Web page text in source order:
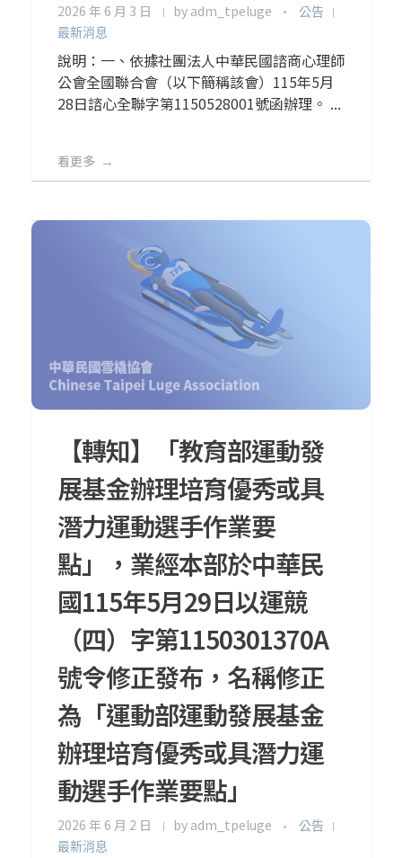
2026 年 6 月 3 日 by adm_tpeluge
公告
最新消息
說明：一、依據社團法人中華民國諮商心理師
公會全國聯合會（以下簡稱該會）115年5月
28日諮心全聯字第1150528001號函辦理。 ...
看更多
【轉知】「教育部運動發
展基金辦理培育優秀或具
潛力運動選手作業要
點」，業經本部於中華民
國115年5月29日以運競
（四）字第1150301370A
號令修正發布，名稱修正
為「運動部運動發展基金
辦理培育優秀或具潛力運
動選手作業要點」
2026 年 6 月 2 日 by adm_tpeluge
公告
最新消息